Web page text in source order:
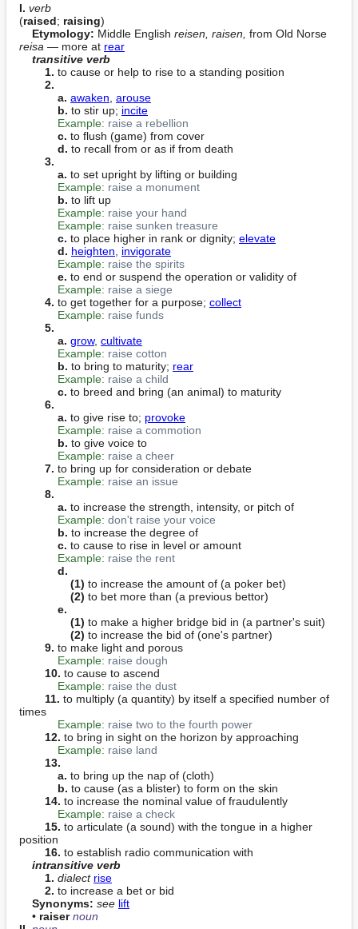
I. verb
(raised; raising)
Etymology: Middle English reisen, raisen,
reisa — more at rear
transitive verb
1. to cause or help to rise to a standing position
2.
a. awaken arouse
b. to stir up; incite
Example: raise a rebellion
c. to flush (game) from cover
d. to recall from or as if from death
3.
a. to set upright by lifting or building
Example: raise a monument
b. to lift up
Example: raise your hand
Example: raise sunken treasure
c. to place higher in rank or dignity; elevate
d. heighten
invigorate
Example: raise the spirits
e. to end or suspend the operation or validity of
Example: raise a siege
4. to get together for a purpose; collect
Example: raise funds
5.
a. grow, cultivate
Example: raise cotton
b. to bring to maturity; rear
Example: raise a child
c. to breed and bring (an animal) to maturity
6.
a. to give rise to; provoke
Example: raise a commotion
b. to give voice to
Example: raise a cheer
7. to bring up for consideration or debate
Example: raise an issue
8.
a. to increase the strength, intensity, or pitch of
Example: don't raise your voice
b. to increase the degree of
c. to cause to rise in level or amount
Example: raise the rent
d.
(1) to increase the amount of (a poker bet)
(2) to bet more than (a previous bettor)
e.
(1) to make a higher bridge bid in (a partner's suit)
(2) to increase the bid of (one's partner)
9. to make light and porous
Example: raise dough
10. to cause to ascend
Example: raise the dust
11. to multiply (a quantity) by itself a specified number of
times
Example: raise two to the fourth power
12. to bring in sight on the horizon by approaching
Example: raise land
13.
a. to bring up the nap of (cloth)
b. to cause (as a blister) to form on the skin
14. to increase the nominal value of fraudulently
Example: raise a check
15. to articulate (a sound) with the tongue in a higher
position
16. to establish radio communication with
intransitive verb
1. dialect rise
2. to increase a bet or bid
Synonyms: see lift
    •
raiser noun